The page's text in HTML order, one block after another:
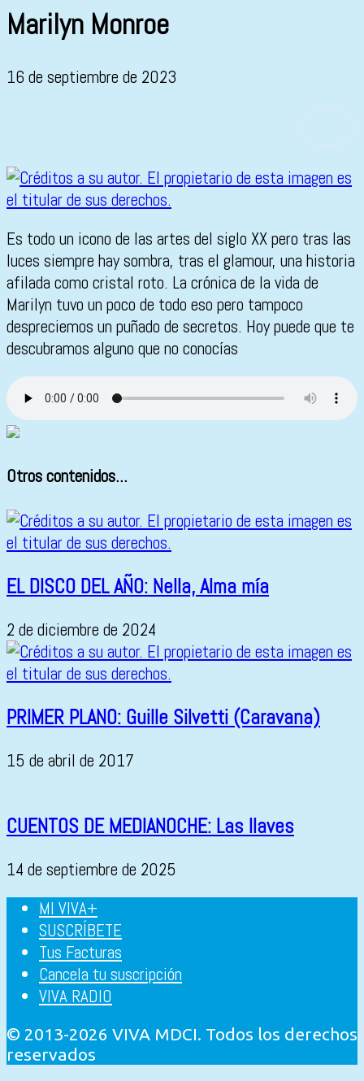
Marilyn Monroe
16 de septiembre de 2023
Es todo un icono de las artes del siglo XX pero tras las
luces siempre hay sombra, tras el glamour, una historia
afilada como cristal roto. La crónica de la vida de
Marilyn tuvo un poco de todo eso pero tampoco
despreciemos un puñado de secretos. Hoy puede que te
descubramos alguno que no conocías
Otros contenidos...
EL DISCO DEL AÑO: Nella, Alma mía
2 de diciembre de 2024
PRIMER PLANO: Guille Silvetti (Caravana)
15 de abril de 2017
CUENTOS DE MEDIANOCHE: Las llaves
14 de septiembre de 2025
MI VIVA+
SUSCRÍBETE
Tus Facturas
Cancela tu suscripción
VIVA RADIO
© 2013-2026 VIVA MDCI. Todos los derechos
reservados